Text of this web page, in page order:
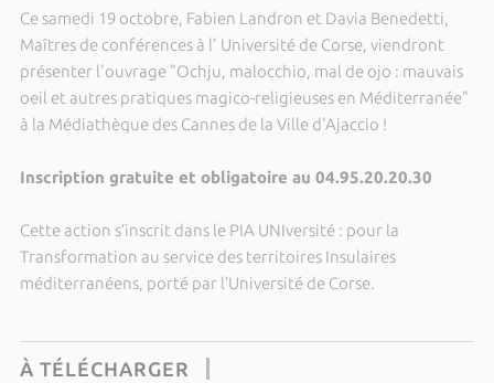
Ce samedi 19 octobre, Fabien Landron et Davia Benedetti,
Maîtres de conférences à l' Université de Corse, viendront
présenter l'ouvrage "Ochju, malocchio, mal de ojo : mauvais
oeil et autres pratiques magico-religieuses en Méditerranée"
à la Médiathèque des Cannes de la Ville d'Ajaccio !
Inscription gratuite et obligatoire au 04.95.20.20.30
Cette action s’inscrit dans le PIA UNIversité : pour la
Transformation au service des territoires Insulaires
méditerranéens, porté par l’Université de Corse.
À TÉLÉCHARGER